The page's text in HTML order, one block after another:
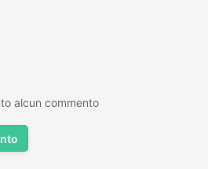
alcun commento